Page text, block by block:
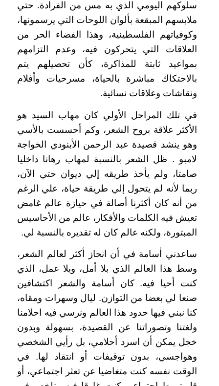
سلوكهم اليومي الذي به مس من الفرادة. حتي
ملابسهم المبقعة بألوان اللوحات التي يرسمونها،
وكوفياتهم الفلسطينية، وهذا الفضاء الحر من
العلاقات التي يتحركون فيه، وعدم التزامهم
بمواعيد ثابتة للمذاكرة، كأن تحصيلهم يتم
بالاحتكاك مباشرة بالحياة، مسرحيات وأفلام
ونقاشات وعلاقات نسائية.
في تلك المراحل الأولي كان مهاب السيد هو
الأكثر علاقة بروح الشعر، وكم أحسست بالأسي
وهو ينشد قصيدة عبد الرحمن الأبنودي الخواجة
لامبو . ظل الشعر بالنسبة لمهاب رهانا داخليا
صامتا، ولم يأخذ طريقه إلي ديوان حتي الآن،
ربما لأنه لم يتحول إلي طريقة حياة، علي الرغم
من أنه كان أكثرنا أصالة في حيازة عالم غامض
تعيش فيه الكلمات والأفكار، عالم من الأحاسيس
المبتورة، ولكنه عالم كان له تقديره بالنسبة لي.
ساعدني أسامة في أن انحاز أكثر لعالم الشعر،
وسط هذا العالم الذي بلا أمل، وبلا عمل، الذي
كنت أحيا فيه. كان أسامة والشعر اكتشافين
صنعا لي بعضا من التوازن. ليال وسهرات ومقاه،
كنا نبني فيها حدود هذا العالم ونرسي فيه احلامنا
ولغتنا وتصوراتنا عن القصيدة، بسهولة وبدون
خجل يمكن أن اسرد أحلامي، بل رأيي الشخصي
وهواجسي، بدون توقيفات أو انتقاد لها. في
الوقت نفسه كنت متغاضيا عن تعثر اجتماعي، أو